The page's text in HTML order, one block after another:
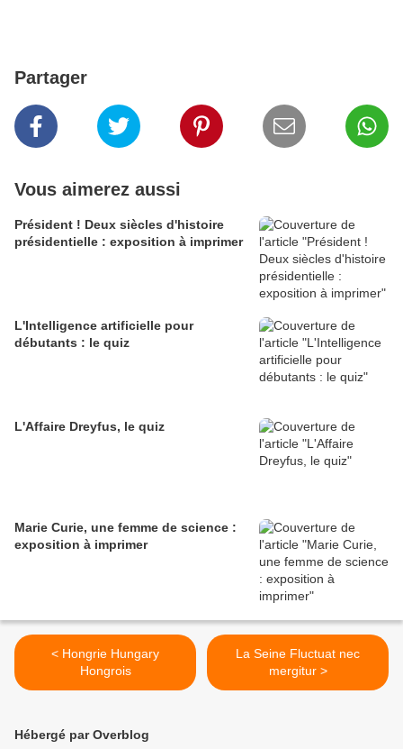
Partager
Vous aimerez aussi
Président ! Deux siècles d'histoire
présidentielle : exposition à imprimer
L'Intelligence artificielle pour
débutants : le quiz
L'Affaire Dreyfus, le quiz
Marie Curie, une femme de science :
exposition à imprimer
< Hongrie Hungary
Hongrois
La Seine Fluctuat nec
mergitur >
Hébergé par Overblog